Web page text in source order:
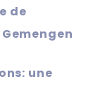
de
une